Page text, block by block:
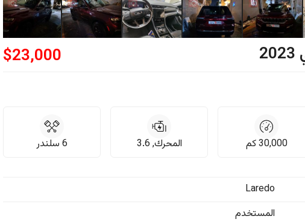
2023
$23,000
30,000كم المحرك, 3.6 6 سلندر
Laredo
المستخدم